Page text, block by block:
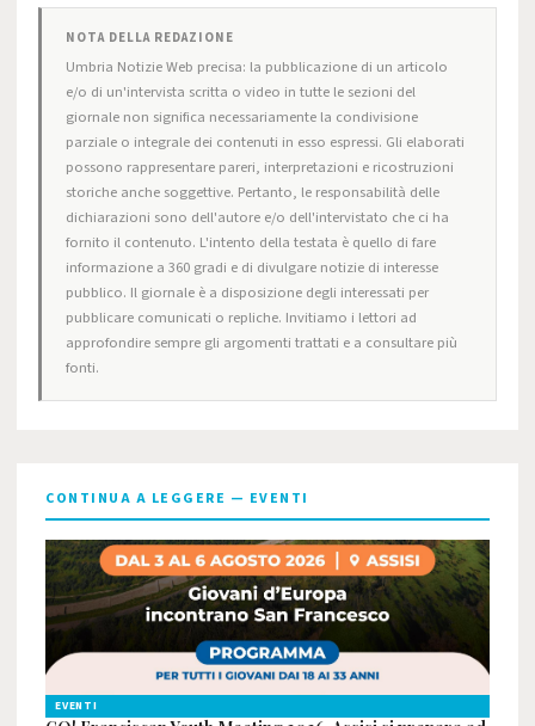
NOTA DELLA REDAZIONE
Umbria Notizie Web precisa: la pubblicazione di un articolo
e/o di un'intervista scritta o video in tutte le sezioni del
giornale non significa necessariamente la condivisione
parziale o integrale dei contenuti in esso espressi. Gli elaborati
possono rappresentare pareri, interpretazioni e ricostruzioni
storiche anche soggettive. Pertanto, le responsabilità delle
dichiarazioni sono dell'autore e/o dell'intervistato che ci ha
fornito il contenuto. L'intento della testata è quello di fare
informazione a 360 gradi e di divulgare notizie di interesse
pubblico. Il giornale è a disposizione degli interessati per
pubblicare comunicati o repliche. Invitiamo i lettori ad
approfondire sempre gli argomenti trattati e a consultare più
fonti.
CONTINUA A LEGGERE — EVENTI
EVENTI